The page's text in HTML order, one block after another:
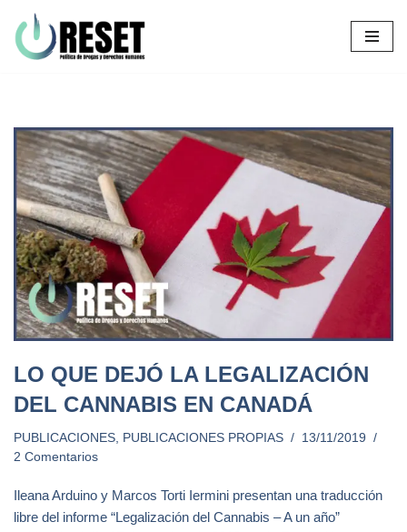
Ir
LO QUE DEJÓ LA LEGALIZACIÓN
DEL CANNABIS EN CANADÁ
PUBLICACIONES PUBLICACIONES PROPIAS
13/11/2019
2 Comentarios
Ileana Arduino y Marcos Torti Iermini presentan una traducción
libre del informe “Legalización del Cannabis – A un año”